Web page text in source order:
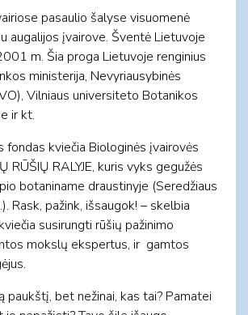
pasaulio šalyse visuomenė
augalijos įvairove. Šventė Lietuvoje
m. Šia proga Lietuvoje renginius
ministerija, Nevyriausybinės
Vilniaus universiteto Botanikos
ir kt.
fondas kviečia Biologinės įvairovės
RŪŠIŲ RALYJE, kuris vyks gegužės
botaniname draustinyje (Seredžiaus
Rask, pažink, išsaugok! – skelbia
susirungti rūšių pažinimo
mokslų ekspertus, ir gamtos
paukštį, bet nežinai, kas tai? Pamatei